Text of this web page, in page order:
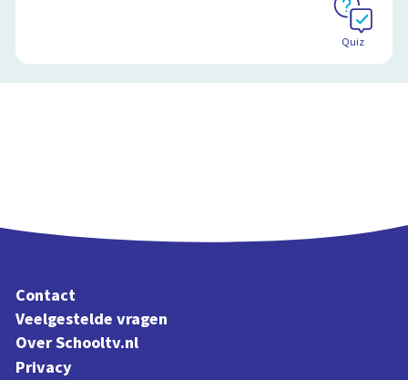
Quiz
Contact
Veelgestelde vragen
Over Schooltv.nl
Privacy